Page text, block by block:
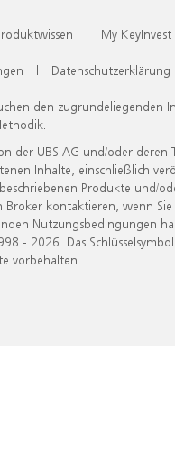
| My KeyInvest
| Datenschutzerklärung
den zugrundeliegenden
UBS AG und/oder deren
Inhalte, einschließlich
Produkte und/
kontaktieren, wenn
Nutzungsbedingungen
- 2026. Das
vorbehalten.